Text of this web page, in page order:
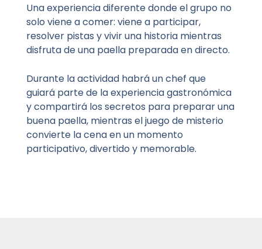
Una experiencia diferente donde el grupo no
solo viene a comer: viene a participar,
resolver pistas y vivir una historia mientras
disfruta de una paella preparada en directo.
Durante la actividad habrá un chef que
guiará parte de la experiencia gastronómica
y compartirá los secretos para preparar una
buena paella, mientras el juego de misterio
convierte la cena en un momento
participativo, divertido y memorable.